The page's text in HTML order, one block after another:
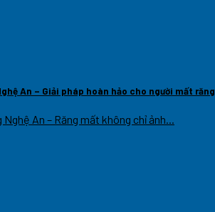
An – Giải pháp hoàn hảo cho người mất răng
An – Răng mất không chỉ ảnh...